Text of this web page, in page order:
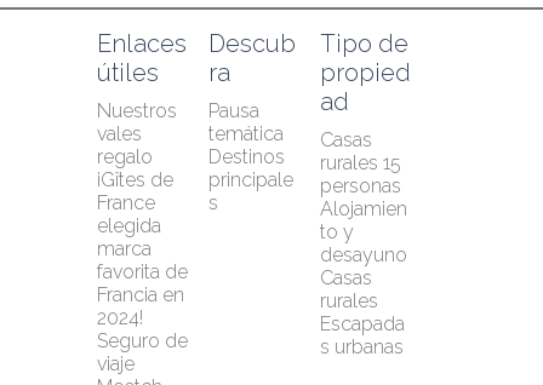
Enlaces
útiles
Nuestros
vales
regalo
¡Gîtes de
France
elegida
marca
favorita de
Francia en
2024!
Seguro de
viaje
Descub
ra
Pausa
temática
Destinos
principale
s
Tipo de
propied
ad
Casas
rurales 15
personas
Alojamien
to y
desayuno
Casas
rurales
Escapada
s urbanas